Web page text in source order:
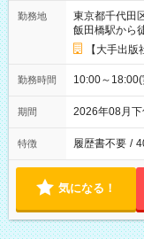
勤務地
東京都千代田
飯田橋駅から
【大手出
勤務時間 10:00～
期間 2026年08月
特徴 履歴書不要 /
気になる！